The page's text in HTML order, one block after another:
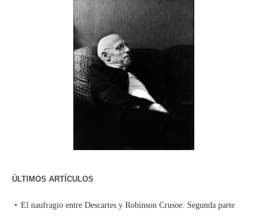
ÚLTIMOS ARTÍCULOS
El naufragio entre Descartes y Robinson Crusoe. Segunda parte